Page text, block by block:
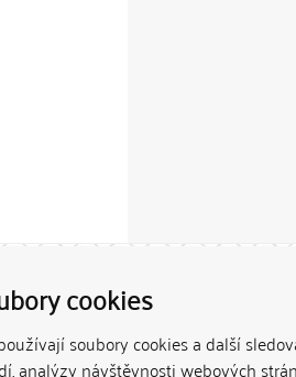
cookies
soubory cookies a další
analýzy návštěvnosti webových